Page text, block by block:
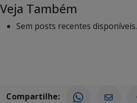
Veja Também
Sem posts recentes disponíveis.
Compartilhe: